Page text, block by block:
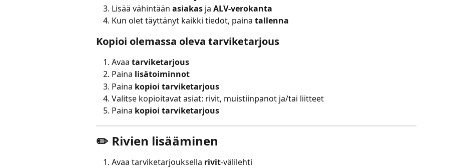
Lisää vähintään asiakas ja ALV-verokanta
Kun olet täyttänyt kaikki tiedot, paina tallenna
Kopioi olemassa oleva tarviketarjous
Avaa tarviketarjous
Paina lisätoiminnot
Paina kopioi tarviketarjous
Valitse kopioitavat asiat: rivit, muistiinpanot ja/tai liitteet
Paina kopioi tarviketarjous
✏️ Rivien lisääminen
Avaa tarviketarjouksella rivit-välilehti